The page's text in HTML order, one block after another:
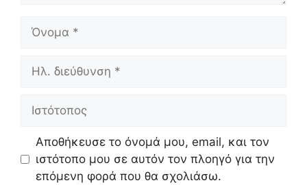
διεύθυνση
Αποθήκευσε το όνομά μου, email, και τον
ιστότοπο μου σε αυτόν τον πλοηγό για την
επόμενη φορά που θα σχολιάσω.